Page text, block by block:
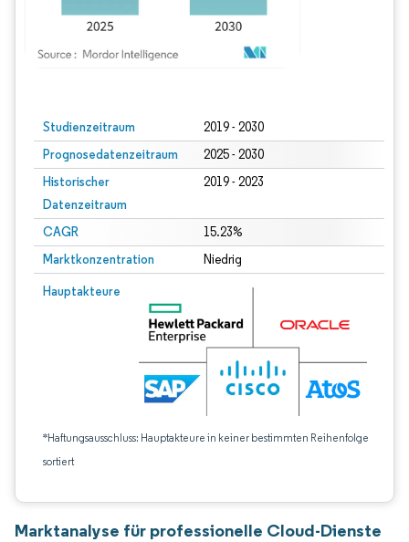
Studienzeitraum 2019 - 2030
Prognosedatenzeitraum 2025 - 2030
Historischer
Datenzeitraum
2019 - 2023
CAGR 15.23%
Marktkonzentration Niedrig
Hauptakteure
*Haftungsausschluss: Hauptakteure in keiner bestimmten Reihenfolge
sortiert
Marktanalyse für professionelle Cloud-Dienste